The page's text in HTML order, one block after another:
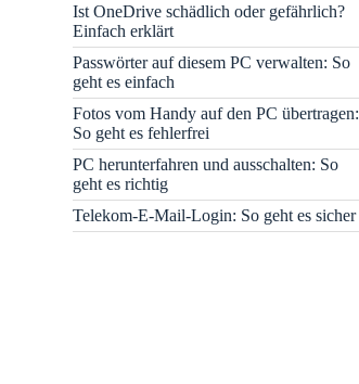
Ist OneDrive schädlich oder gefährlich?
Einfach erklärt
Passwörter auf diesem PC verwalten: So
geht es einfach
Fotos vom Handy auf den PC übertragen:
So geht es fehlerfrei
PC herunterfahren und ausschalten: So
geht es richtig
Telekom-E-Mail-Login: So geht es sicher